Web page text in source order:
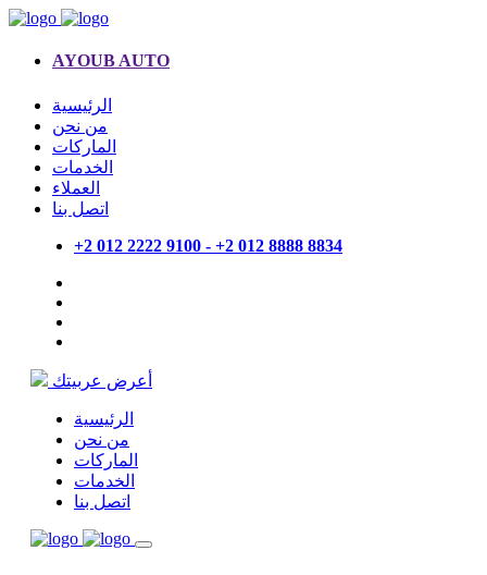
AYOUB AUTO
الرئيسية
من نحن
الماركات
الخدمات
العملاء
اتصل بنا
+2 012 2222 9100 - +2 012 8888 8834
أعرض عربيتك
الرئيسية
من نحن
الماركات
الخدمات
اتصل بنا